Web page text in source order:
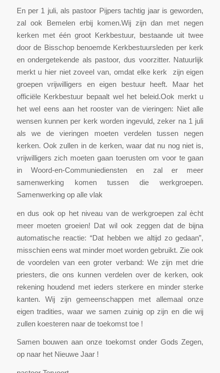
En per 1 juli, als pastoor Pijpers tachtig jaar is geworden,
zal ook Bemelen erbij komen.Wij zijn dan met negen
kerken met één groot Kerkbestuur, bestaande uit twee
door de Bisschop benoemde Kerkbestuursleden per kerk
en ondergetekende als pastoor, dus voorzitter. Natuurlijk
merkt u hier niet zoveel van, omdat elke kerk zijn eigen
groepen vrijwilligers en eigen bestuur heeft. Maar het
officiële Kerkbestuur bepaalt wel het beleid.Ook merkt u
het wel eens aan het rooster van de vieringen: Niet alle
wensen kunnen per kerk worden ingevuld, zeker na 1 juli
als we de vieringen moeten verdelen tussen negen
kerken. Ook zullen in de kerken, waar dat nu nog niet is,
vrijwilligers zich moeten gaan toerusten om voor te gaan
in Woord-en-Communiediensten en zal er meer
samenwerking komen tussen die werkgroepen.
Samenwerking op alle vlak
en dus ook op het niveau van de werkgroepen zal ècht
meer moeten groeien! Dat wil ook zeggen dat de bijna
automatische reactie: “Dat hebben we altijd zo gedaan”,
misschien eens wat minder moet worden gebruikt. Zie ook
de voordelen van een groter verband: We zijn met drie
priesters, die ons kunnen verdelen over de kerken, ook
rekening houdend met ieders sterkere en minder sterke
kanten. Wij zijn gemeenschappen met allemaal onze
eigen tradities, waar we samen zuinig op zijn en die wij
zullen koesteren naar de toekomst toe !
Samen bouwen aan onze toekomst onder Gods Zegen,
op naar het Nieuwe Jaar !